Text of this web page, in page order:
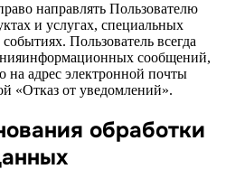
направлять Пользователю
и услугах, специальных
Пользователь всегда
сообщений,
на адрес электронной почты
«Отказ от уведомлений».
обработки